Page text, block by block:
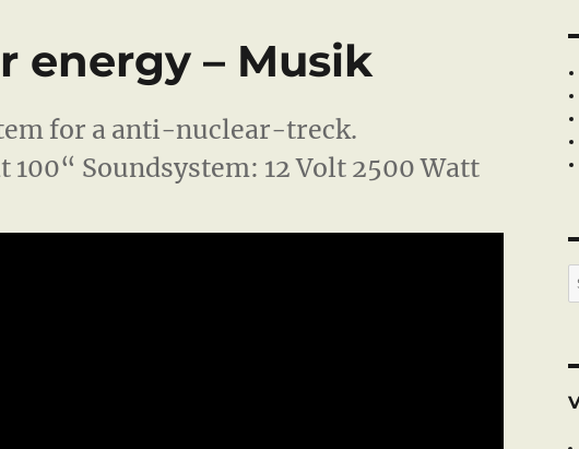
energy – Musik
for a anti-nuclear-treck.
Soundsystem: 12 Volt 2500 Watt